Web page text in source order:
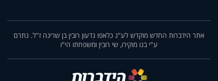
אתר הידברות החדש מוקדש לע"נ כלאפו גדעון רובין בן שרינה ז"ל. נתרם
ע"י בנו מוקירו, שי רובין ומשפחתו הי"ו